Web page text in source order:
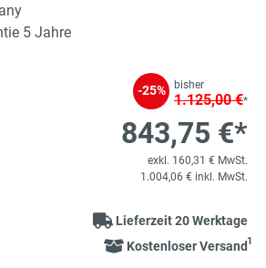
5 Jahre
-25% bisher
1.125,00 €*
843,75 €*
exkl. 160,31 € MwSt.
1.004,06 € inkl. MwSt.
Lieferzeit 20 Werktage
Kostenloser Versand1